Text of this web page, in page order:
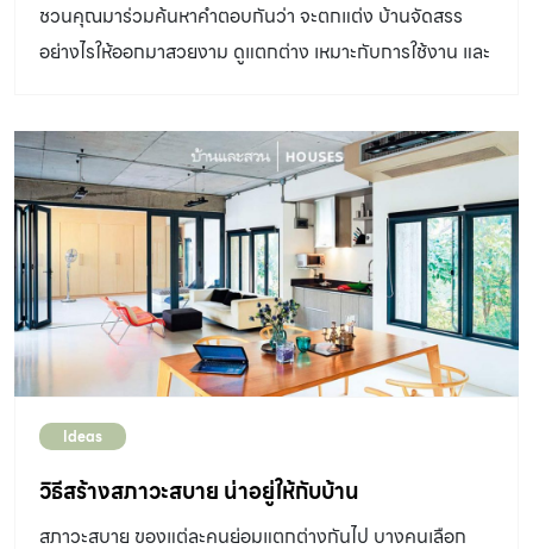
ชวนคุณมาร่วมค้นหาคำตอบกันว่า จะตกแต่ง บ้านจัดสรร
อย่างไรให้ออกมาสวยงาม ดูแตกต่าง เหมาะกับการใช้งาน และ
Ideas
วิธีสร้างสภาวะสบาย น่าอยู่ให้กับบ้าน
สภาวะสบาย ของแต่ละคนย่อมแตกต่างกันไป บางคนเลือก